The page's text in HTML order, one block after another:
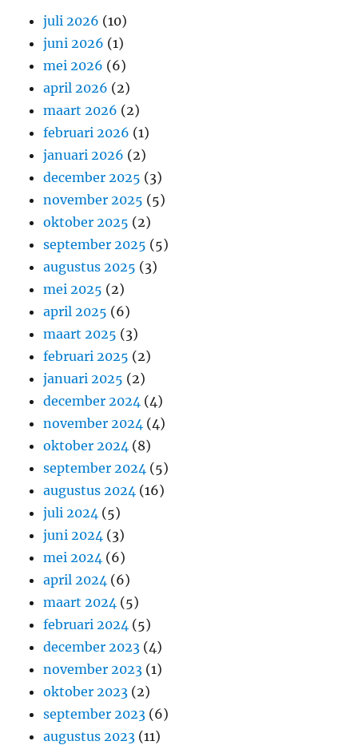
juli 2026 (10)
juni 2026 (1)
mei 2026 (6)
april 2026 (2)
maart 2026 (2)
februari 2026 (1)
januari 2026 (2)
december 2025 (3)
november 2025 (5)
oktober 2025 (2)
september 2025 (5)
augustus 2025 (3)
mei 2025 (2)
april 2025 (6)
maart 2025 (3)
februari 2025 (2)
januari 2025 (2)
december 2024 (4)
november 2024 (4)
oktober 2024 (8)
september 2024 (5)
augustus 2024 (16)
juli 2024 (5)
juni 2024 (3)
mei 2024 (6)
april 2024 (6)
maart 2024 (5)
februari 2024 (5)
december 2023 (4)
november 2023 (1)
oktober 2023 (2)
september 2023 (6)
augustus 2023 (11)